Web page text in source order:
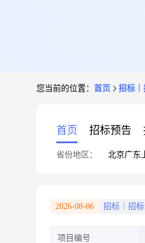
您当前的位置： 首页 招标
首页 招标预告
省份地区： 北京广东
2026-08-06 招标｜招
项目编号